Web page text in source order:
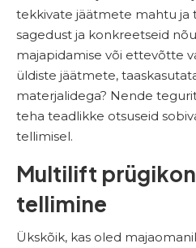
tekkivate jäätmete mahtu ja
sagedust ja konkreetseid
majapidamise või ettevõtte
üldiste jäätmete,
materjalidega? Nende
teha teadlikke otsuseid
tellimisel.
Multilift
tellimine
Ükskõik, kas oled